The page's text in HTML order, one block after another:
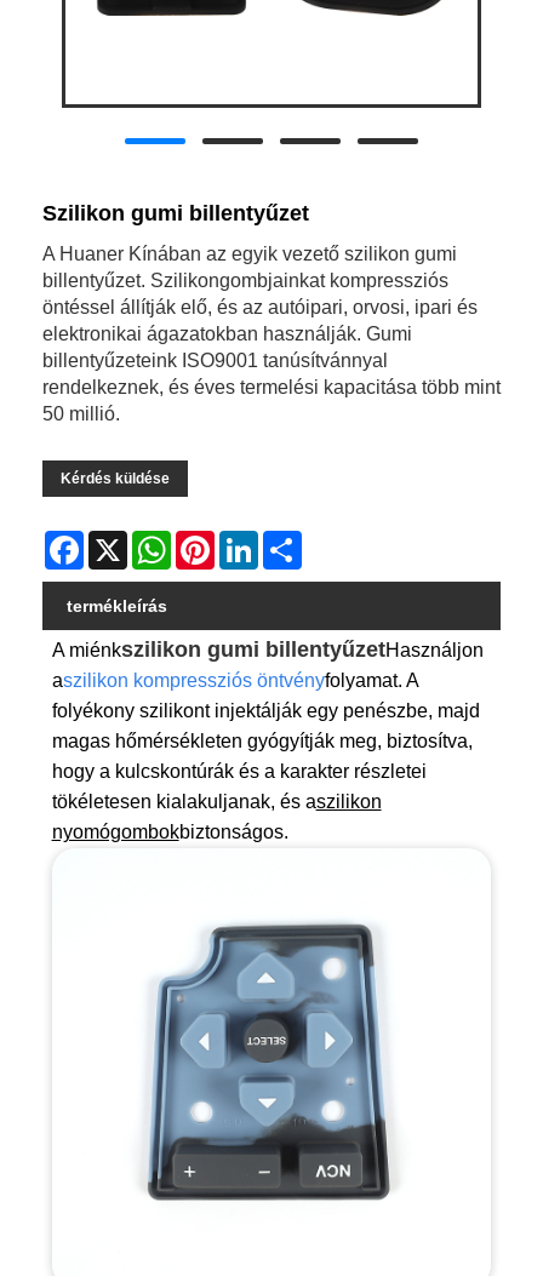
Szilikon gumi billentyűzet
A Huaner Kínában az egyik vezető szilikon gumi
billentyűzet. Szilikongombjainkat kompressziós
öntéssel állítják elő, és az autóipari, orvosi, ipari és
elektronikai ágazatokban használják. Gumi
billentyűzeteink ISO9001 tanúsítvánnyal
rendelkeznek, és éves termelési kapacitása több mint
50 millió.
Kérdés küldése
Facebook
X WhatsAppPinterestLinkedIn
termékleírás
A miénkszilikon gumi billentyűzetHasználjon
aszilikon kompressziós öntvényfolyamat. A
folyékony szilikont injektálják egy penészbe, majd
magas hőmérsékleten gyógyítják meg, biztosítva,
hogy a kulcskontúrák és a karakter részletei
tökéletesen kialakuljanak, és aszilikon
nyomógombokbiztonságos.